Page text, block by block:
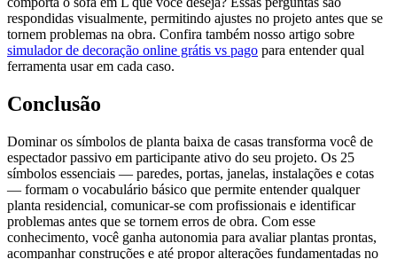
respondidas visualmente, permitindo ajustes no projeto antes que se
tornem problemas na obra. Confira também nosso artigo sobre
simulador de decoração online grátis vs pago para entender qual
ferramenta usar em cada caso.
Conclusão
Dominar os símbolos de planta baixa de casas transforma você de
espectador passivo em participante ativo do seu projeto. Os 25
símbolos essenciais — paredes, portas, janelas, instalações e cotas
— formam o vocabulário básico que permite entender qualquer
planta residencial, comunicar-se com profissionais e identificar
problemas antes que se tornem erros de obra. Com esse
conhecimento, você ganha autonomia para avaliar plantas prontas,
acompanhar construções e até propor alterações fundamentadas no